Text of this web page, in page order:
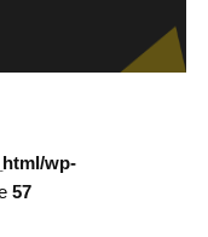
wp-
57